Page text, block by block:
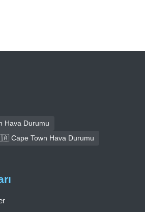
Durumu
Cape Town Hava Durumu